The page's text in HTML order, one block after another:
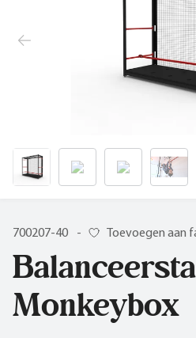
700207-40 - Toevoegen aan
Monkeybox